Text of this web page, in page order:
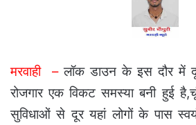
मरवाही –लॉक डाउन के इस दौर में
रोजगार एक विकट समस्या बनी हुई
सुविधाओं से दूर यहां लोगों के पास